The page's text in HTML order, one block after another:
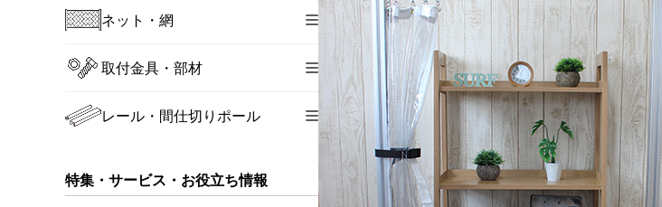
ネット・網
取付金具・部材
レール・間仕切りポール
特集・サービス・お役立ち情報